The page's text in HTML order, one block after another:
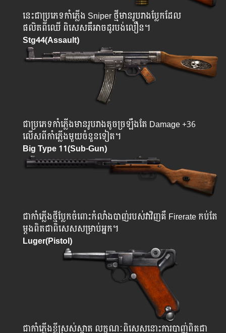
នេះជាប្រភេទកាំភ្លើង Sniper ថ្មីមានរូបរាងប្លែកដែល
ផលិតពីឈើ ពិសេសគឺអាចដូរបង់លឿន។
Stg44(Assault)
ជា​ប្រភេទ​កាំភ្លើងមានរូបរាងតូចច្រឡឹងតែ Damage +36
លើសពីកាំភ្លើងមួយចំនួនទៀត។
Big Type 11(Sub-Gun)
ជាកាំភ្លើងថ្មីប្លែកចំពោះកំលាំងបាញ់របស់វាវិញគឺ Firerate កប់តែ
ម្តងពិតជាពិសេសសម្រាប់អ្នក។
Luger(Pistol)
ជាកាំភ្លើងខ្លីស្រស់ស្អាត លក្ខណៈពិសេសនោះការបាញ់ពិតជា